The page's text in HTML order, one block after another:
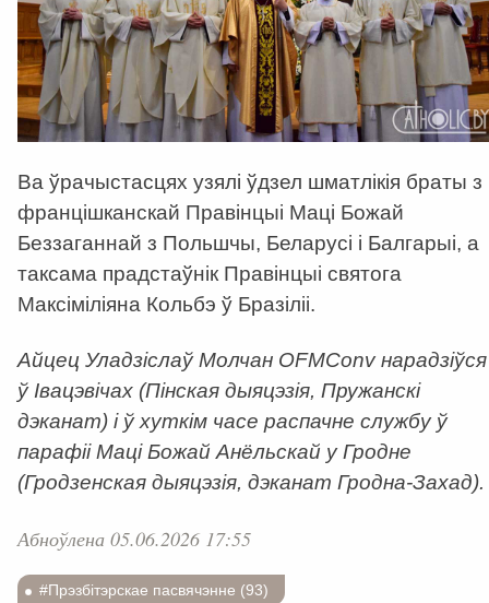
Ва ўрачыстасцях узялі ўдзел шматлікія браты з
францішканскай Правінцыі Маці Божай
Беззаганнай з Польшчы, Беларусі і Балгарыі, а
таксама прадстаўнік Правінцыі святога
Максіміліяна Кольбэ ў Бразіліі.
Айцец Уладзіслаў Молчан OFMConv нарадзіўся
ў Івацэвічах (Пінская дыяцэзія, Пружанскі
дэканат) і ў хуткім часе распачне службу ў
парафіі Маці Божай Анёльскай у Гродне
(Гродзенская дыяцэзія, дэканат Гродна-Захад).
Абноўлена 05.06.2026 17:55
#Прэзбітэрскае пасвячэнне (93)